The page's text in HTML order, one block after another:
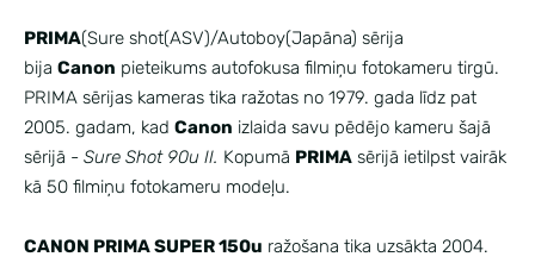
PRIMA(Sure shot(ASV)/Autoboy(Japāna) sērija
bija Canon pieteikums autofokusa filmiņu fotokameru tirgū.
PRIMA sērijas kameras tika ražotas no 1979. gada līdz pat
2005. gadam, kad Canon izlaida savu pēdējo kameru šajā
sērijā - Sure Shot 90u II. Kopumā PRIMA sērijā ietilpst vairāk
kā 50 filmiņu fotokameru modeļu.
CANON PRIMA SUPER 150u ražošana tika uzsākta 2004.